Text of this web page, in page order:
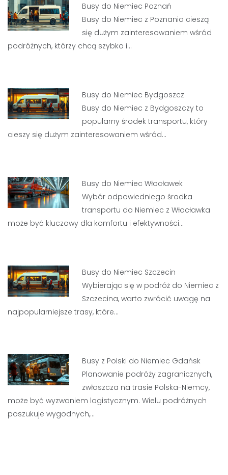
Busy do Niemiec Poznań
Busy do Niemiec z Poznania cieszą
się dużym zainteresowaniem wśród
podróżnych, którzy chcą szybko i…
Busy do Niemiec Bydgoszcz
Busy do Niemiec z Bydgoszczy to
popularny środek transportu, który
cieszy się dużym zainteresowaniem wśród…
Busy do Niemiec Włocławek
Wybór odpowiedniego środka
transportu do Niemiec z Włocławka
może być kluczowy dla komfortu i efektywności…
Busy do Niemiec Szczecin
Wybierając się w podróż do Niemiec z
Szczecina, warto zwrócić uwagę na
najpopularniejsze trasy, które…
Busy z Polski do Niemiec Gdańsk
Planowanie podróży zagranicznych,
zwłaszcza na trasie Polska-Niemcy,
może być wyzwaniem logistycznym. Wielu podróżnych
poszukuje wygodnych,…